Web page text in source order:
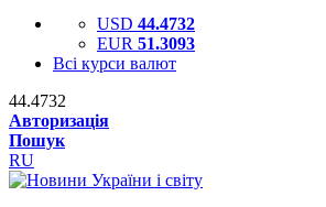
USD 44.4732
EUR 51.3093
Всі курси валют
44.4732
Авторизація
Пошук
RU